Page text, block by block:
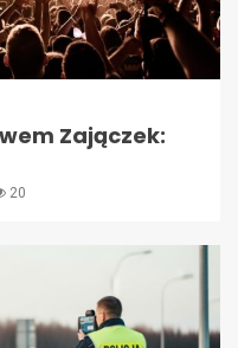
Zajączek:
20